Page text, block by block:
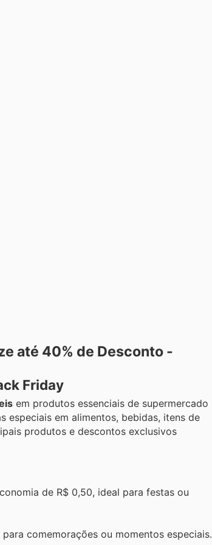
até 40% de Desconto -
Friday
em produtos essenciais de supermercado
especiais em alimentos, bebidas, itens de
produtos e descontos exclusivos
de R$ 0,50, ideal para festas ou
comemorações ou momentos especiais.